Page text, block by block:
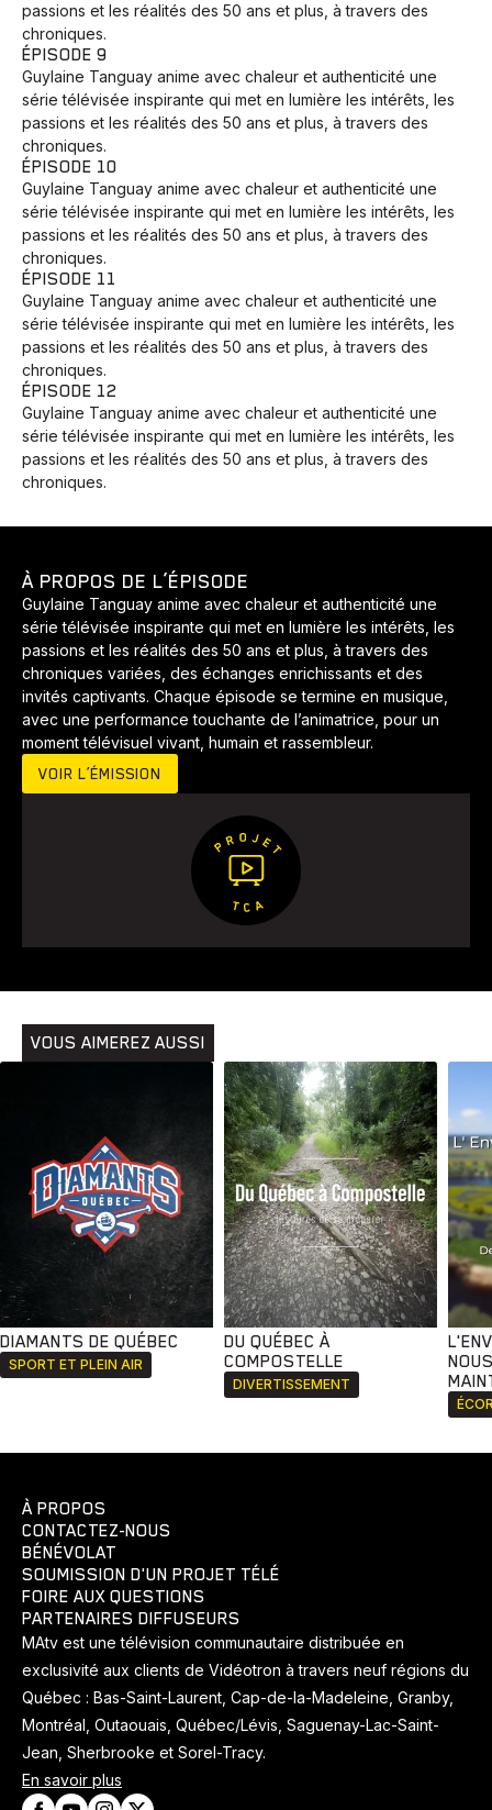
Animaux Avenir Bingo Communauté Culture
Histoires
Voyage
passions et les réalités des 50 ans et plus, à travers des
chroniques.
ÉPISODE 9
Guylaine Tanguay anime avec chaleur et authenticité une
série télévisée inspirante qui met en lumière les intérêts, les
passions et les réalités des 50 ans et plus, à travers des
chroniques.
ÉPISODE 10
Guylaine Tanguay anime avec chaleur et authenticité une
série télévisée inspirante qui met en lumière les intérêts, les
passions et les réalités des 50 ans et plus, à travers des
chroniques.
ÉPISODE 11
Guylaine Tanguay anime avec chaleur et authenticité une
série télévisée inspirante qui met en lumière les intérêts, les
passions et les réalités des 50 ans et plus, à travers des
chroniques.
ÉPISODE 12
Guylaine Tanguay anime avec chaleur et authenticité une
série télévisée inspirante qui met en lumière les intérêts, les
passions et les réalités des 50 ans et plus, à travers des
chroniques.
À PROPOS DE L’ÉPISODE
Guylaine Tanguay anime avec chaleur et authenticité une
série télévisée inspirante qui met en lumière les intérêts, les
passions et les réalités des 50 ans et plus, à travers des
chroniques variées, des échanges enrichissants et des
invités captivants. Chaque épisode se termine en musique,
avec une performance touchante de l’animatrice, pour un
moment télévisuel vivant, humain et rassembleur.
VOIR L’ÉMISSION
VOUS AIMEREZ AUSSI
DIAMANTS DE QUÉBEC
SPORT ET PLEIN AIR
DU QUÉBEC À
COMPOSTELLE
DIVERTISSEMENT
À PROPOS
CONTACTEZ-NOUS
BÉNÉVOLAT
SOUMISSION D'UN PROJET TÉLÉ
FOIRE AUX QUESTIONS
PARTENAIRES DIFFUSEURS
MAtv est une télévision communautaire distribuée en
exclusivité aux clients de Vidéotron à travers neuf régions du
Québec : Bas-Saint-Laurent, Cap-de-la-Madeleine, Granby,
Montréal, Outaouais, Québec/Lévis, Saguenay-Lac-Saint-
Jean, Sherbrooke et Sorel-Tracy.
En savoir plus